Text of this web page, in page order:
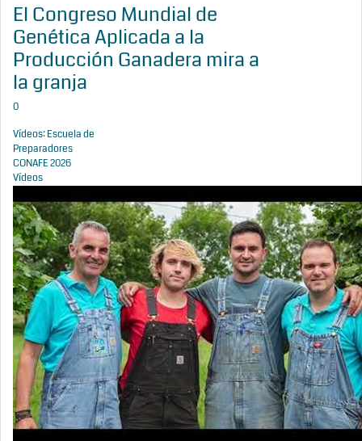
El Congreso Mundial de
Genética Aplicada a la
Producción Ganadera mira a
la granja
0
Vídeos: Escuela de
Preparadores
CONAFE 2026
Vídeos